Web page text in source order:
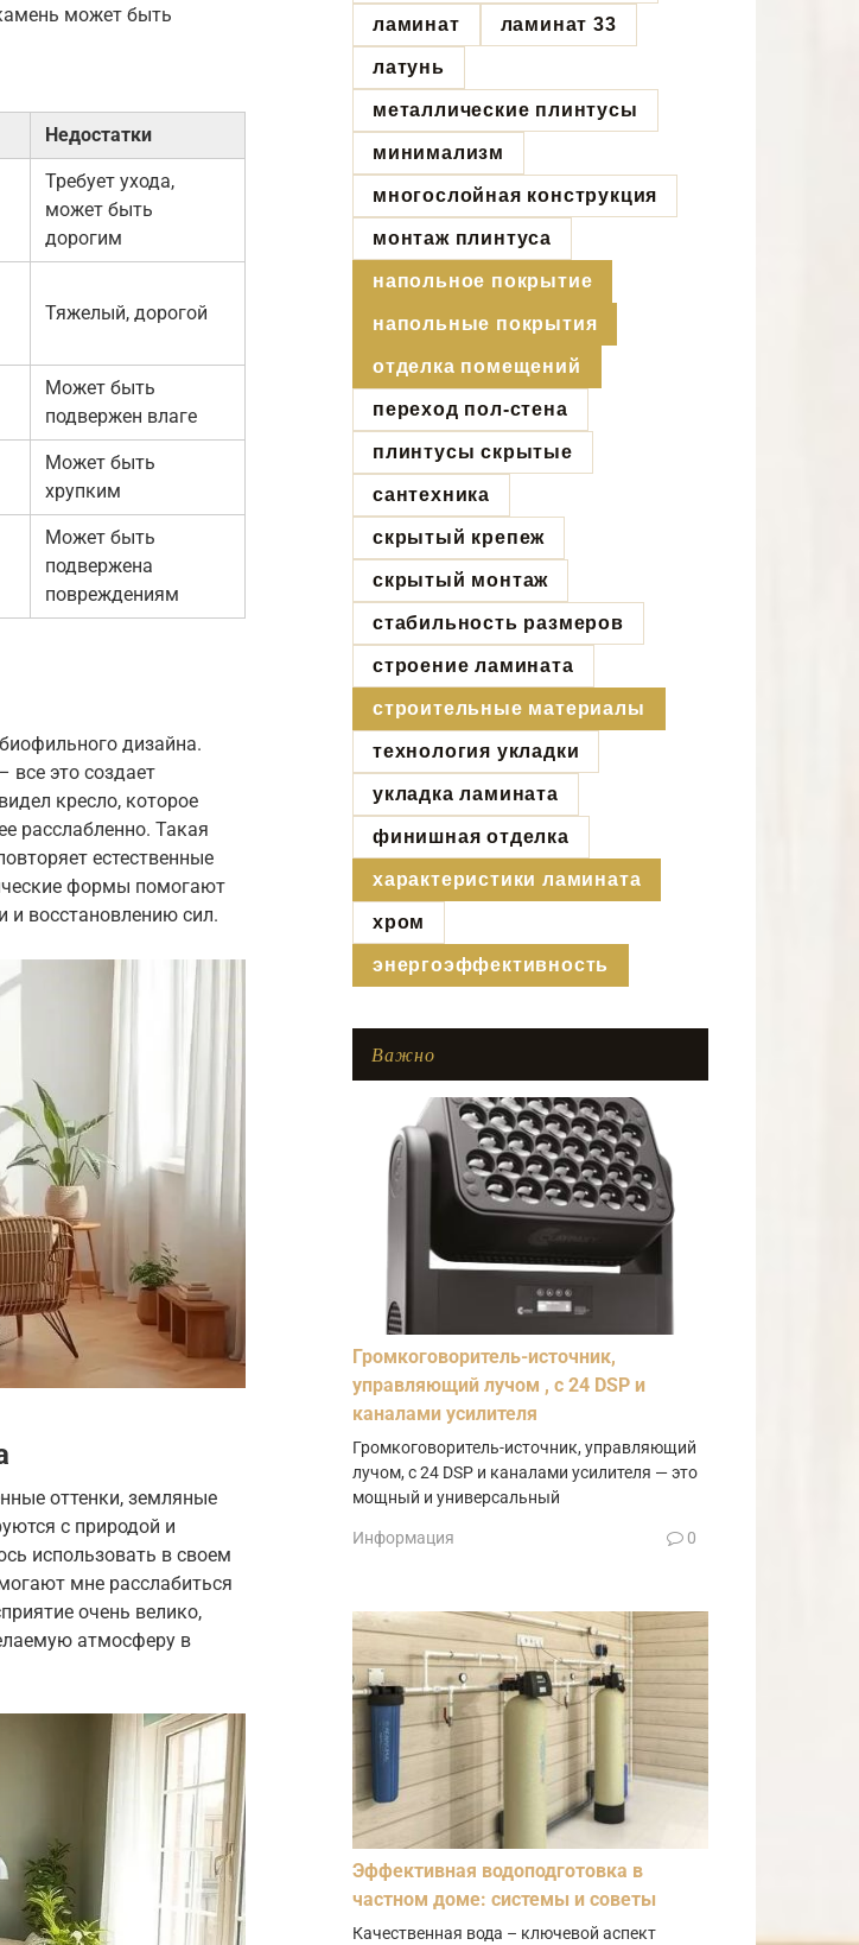
может быть
Недостатки
Требует ухода,
может быть
дорогим
Тяжелый, дорогой
Может быть
подвержен влаге
Может быть
хрупким
Может быть
подвержена
повреждениям
дизайна.
все это создает
кресло, которое
расслабленно. Такая
естественные
формы помогают
и восстановлению сил.
оттенки, земляные
с природой и
использовать в своем
мне расслабиться
очень велико,
атмосферу в
ламинат ламинат 33
латунь
металлические плинтусы
минимализм
многослойная конструкция
монтаж плинтуса
напольное покрытие
напольные покрытия
отделка помещений
переход пол-стена
плинтусы скрытые
сантехника
скрытый крепеж
скрытый монтаж
стабильность размеров
строение ламината
строительные материалы
технология укладки
укладка ламината
финишная отделка
характеристики ламината
хром
энергоэффективность
Важно
Громкоговоритель-источник,
управляющий лучом , с 24 DSP и
каналами усилителя
Громкоговоритель-источник, управляющий
лучом, с 24 DSP и каналами усилителя — это
мощный и универсальный
Информация 0
Эффективная водоподготовка в
частном доме: системы и советы
Качественная вода – ключевой аспект